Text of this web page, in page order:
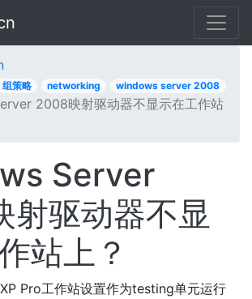
组策略 networking windows server 2008
2008映射驱动器不显示在工作站
Server
驱动器不显
站上？
Pro工作站设置作为testing单元运行